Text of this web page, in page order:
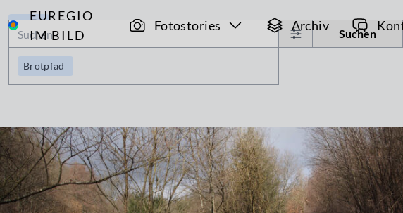
EUREGIO
IM BILD
Fotostories Archiv
Archiv
Suchen
Brotpfad